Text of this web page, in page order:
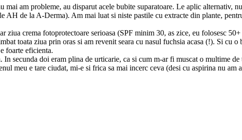
am probleme, au disparut acele bubite suparatoare. Le aplic alternativ,
de la A-Derma). Am mai luat si niste pastile cu extracte din plante,
ziua crema fotoprotectoare serioasa (SPF minim 30, as zice, eu folosesc
toata ziua prin oras si am revenit seara cu nasul fuchsia acasa (!). Si cu o
foarte eficienta.
In secunda doi eram plina de urticarie, ca si cum m-ar fi muscat o multime
meu e tare ciudat, mi-e si frica sa mai incerc ceva (desi cu aspirina nu am